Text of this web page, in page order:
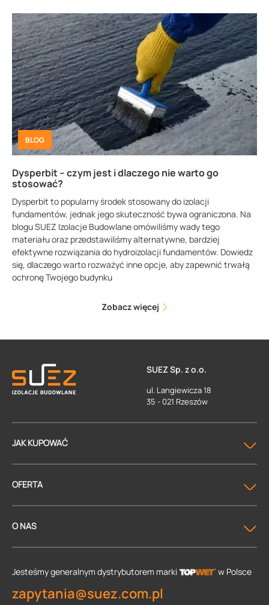
BLOG
Dysperbit – czym jest i dlaczego nie warto go
stosować?
Dysperbit to popularny środek stosowany do izolacji
fundamentów, jednak jego skuteczność bywa ograniczona. Na
blogu SUEZ Izolacje Budowlane omówiliśmy wady tego
materiału oraz przedstawiliśmy alternatywne, bardziej
efektywne rozwiązania do hydroizolacji fundamentów. Dowiedz
się, dlaczego warto rozważyć inne opcje, aby zapewnić trwałą
ochronę Twojego budynku
Zobacz więcej
SUEZ Sp. z o.o.
ul. Langiewicza 18
35 - 021 Rzeszów
JAK KUPOWAĆ
OFERTA
O NAS
Jesteśmy generalnym dystrybutorem marki w Polsce
zapytania@suez.com.pl